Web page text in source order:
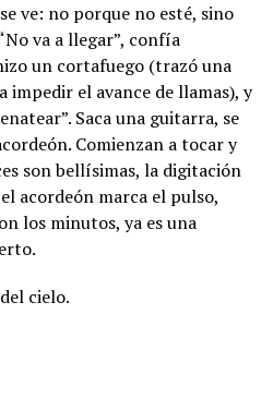
ve: no porque no esté, sino
va a llegar”, confía
un cortafuego (trazó una
el avance de llamas), y
Saca una guitarra, se
Comienzan a tocar y
son bellísimas, la digitación
acordeón marca el pulso,
los minutos, ya es una
cielo.